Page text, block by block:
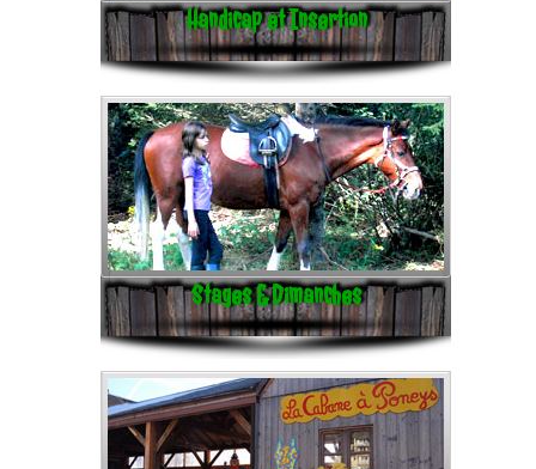
Handicap et Insertion
Stages & Dimanches